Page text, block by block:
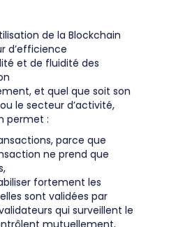
de la Blockchain
d’efficience
et de fluidité des
et quel que soit son
le secteur d’activité,
permet :
parce que
ne prend que
fortement les
sont validées par
qui surveillent le
mutuellement,